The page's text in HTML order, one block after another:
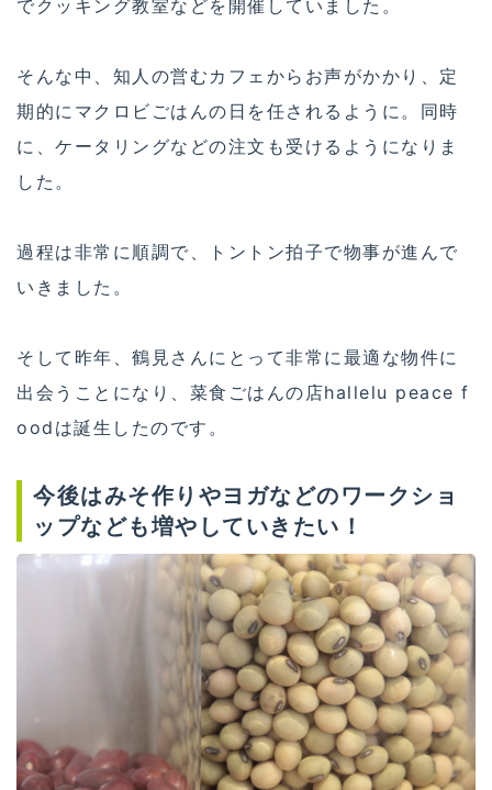
でクッキング教室などを開催していました。
そんな中、知人の営むカフェからお声がかかり、定
期的にマクロビごはんの日を任されるように。同時
に、ケータリングなどの注文も受けるようになりま
した。
過程は非常に順調で、トントン拍子で物事が進んで
いきました。
そして昨年、鶴見さんにとって非常に最適な物件に
出会うことになり、菜食ごはんの店hallelu peace f
oodは誕生したのです。
今後はみそ作りやヨガなどのワークショ
ップなども増やしていきたい！